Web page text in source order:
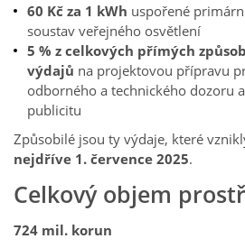
60 Kč za 1 kWh uspořené
soustav veřejného osvětlení
5 % z celkových přímých
výdajů na projektovou přípravu
odborného a technického dozoru
publicitu
Způsobilé jsou ty výdaje, které
nejdříve 1. července 2025.
Celkový objem
724 mil. korun